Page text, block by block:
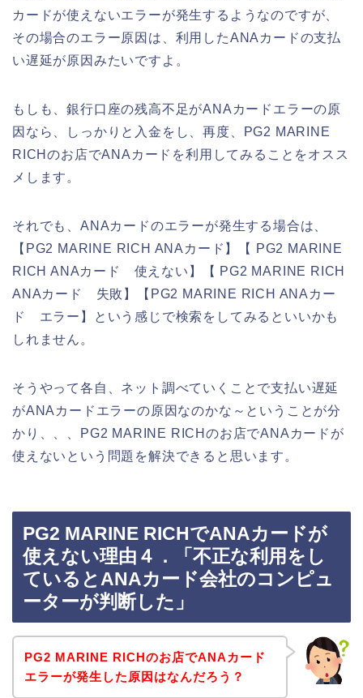
カードが使えないエラーが発生するようなのですが、
その場合のエラー原因は、利用したANAカードの支払
い遅延が原因みたいですよ。
もしも、銀行口座の残高不足がANAカードエラーの原
因なら、しっかりと入金をし、再度、PG2 MARINE
RICHのお店でANAカードを利用してみることをオスス
メします。
それでも、ANAカードのエラーが発生する場合は、
【PG2 MARINE RICH ANAカード】【 PG2 MARINE
RICH ANAカード 使えない】【 PG2 MARINE RICH
ANAカード 失敗】【PG2 MARINE RICH ANAカー
ド エラー】という感じで検索をしてみるといいかも
しれません。
そうやって各自、ネット調べていくことで支払い遅延
がANAカードエラーの原因なのかな～ということが分
かり、、、PG2 MARINE RICHのお店でANAカードが
使えないという問題を解決できると思います。
PG2 MARINE RICHでANAカードが
使えない理由４．「不正な利用をし
ているとANAカード会社のコンピュ
ーターが判断した」
PG2 MARINE RICHのお店でANAカード
エラーが発生した原因はなんだろう？